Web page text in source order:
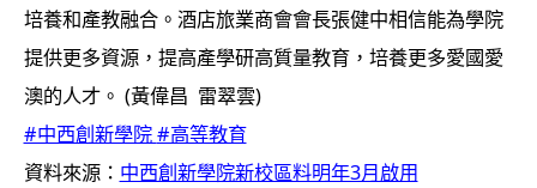
培養和產教融合。酒店旅業商會會長張健中相信能為學院
提供更多資源，提高產學研高質量教育，培養更多愛國愛
澳的人才。 (黃偉昌 雷翠雲)
#中西創新學院#高等教育
資料來源： 中西創新學院新校區料明年3月啟用